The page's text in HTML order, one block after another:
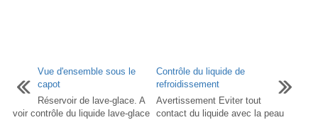
Vue d'ensemble sous le
capot
Réservoir de lave-glace. A
voir contrôle du liquide lave-glace
Contrôle du liquide de
refroidissement
Avertissement Eviter tout
contact du liquide avec la peau